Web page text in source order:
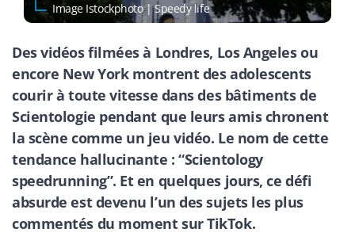
Image Istockphoto | Speedy life
Des vidéos filmées à Londres, Los Angeles ou
encore New York montrent des adolescents
courir à toute vitesse dans des bâtiments de
Scientologie pendant que leurs amis chronent
la scène comme un jeu vidéo. Le nom de cette
tendance hallucinante : “Scientology
speedrunning”. Et en quelques jours, ce défi
absurde est devenu l’un des sujets les plus
commentés du moment sur TikTok.